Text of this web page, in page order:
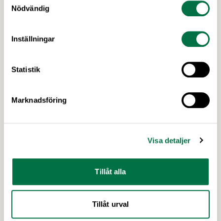
Nödvändig
Inställningar
Statistik
Marknadsföring
Visa detaljer
Tillåt alla
Tillåt urval
Livsmedelsföretagen
Livsmedelsföretagen stödjer det grundläggande
syftet med EU:s konsumentmaktsdirektiv och
tydligare hållbarhetskommunikation. Men trots
upprepade möten vägrar Regeringskansliet och
kring övergångsregler. Därför ger
till medlemsföretagen.